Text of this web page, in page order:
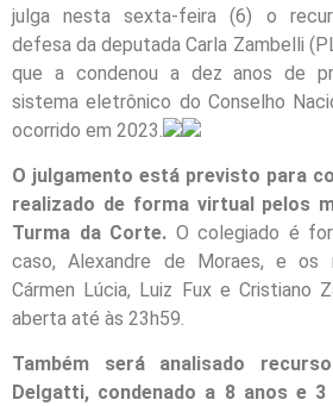
julga nesta sexta-feira (6) o
defesa da deputada Carla Zambelli
que a condenou a dez anos de
sistema eletrônico do Conselho
ocorrido em 2023.
O julgamento está previsto para
realizado de forma virtual pelos
Turma da Corte. O colegiado é
caso, Alexandre de Moraes, e os
Cármen Lúcia, Luiz Fux e Cristiano
aberta até às 23h59.
Também será analisado
Delgatti, condenado a 8 anos e